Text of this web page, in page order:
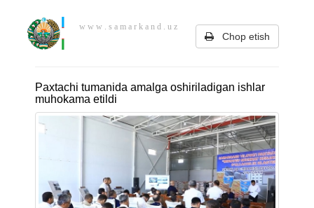
w w w . s a m a r k a n d . u z
Chop etish
Paxtachi tumanida amalga oshiriladigan ishlar
muhokama etildi